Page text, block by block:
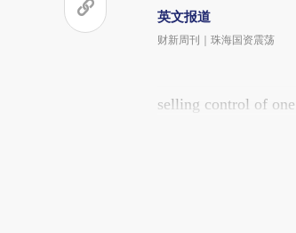
英文报道
财新周刊｜珠海国资震荡
selling control of